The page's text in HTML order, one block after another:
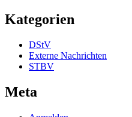
Kategorien
DStV
Externe Nachrichten
STBV
Meta